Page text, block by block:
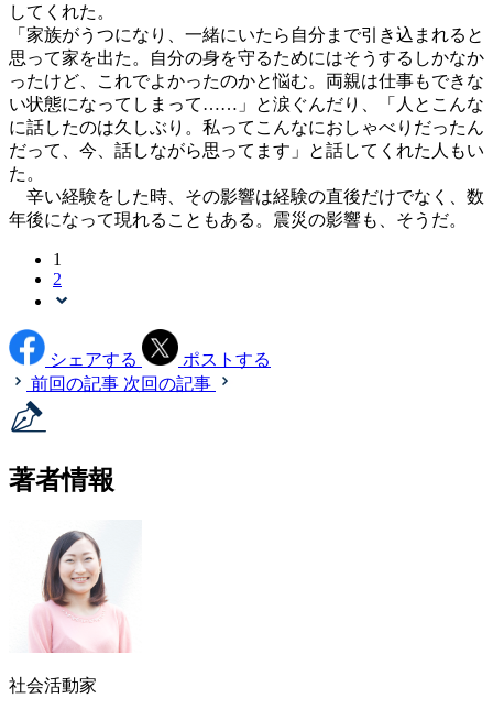
してくれた。
「家族がうつになり、一緒にいたら自分まで引き込まれると
思って家を出た。自分の身を守るためにはそうするしかなか
ったけど、これでよかったのかと悩む。両親は仕事もできな
い状態になってしまって……」と涙ぐんだり、「人とこんな
に話したのは久しぶり。私ってこんなにおしゃべりだったん
だって、今、話しながら思ってます」と話してくれた人もい
た。
辛い経験をした時、その影響は経験の直後だけでなく、数
年後になって現れることもある。震災の影響も、そうだ。
1
2
シェアする
ポストする
前回の記事 次回の記事
著者情報
社会活動家